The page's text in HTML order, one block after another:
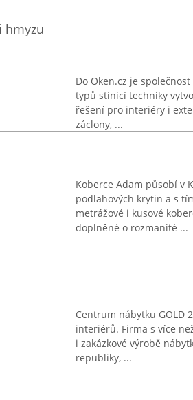
hmyzu
Do Oken.cz je
typů stínicí techniky
řešení pro interiéry i
záclony, ...
Koberce Adam působí v
podlahových krytin a s
metrážové i kusové
doplněné o rozmanité ...
Centrum nábytku GOLD
interiérů. Firma s více
i zakázkové výrobě
republiky, ...